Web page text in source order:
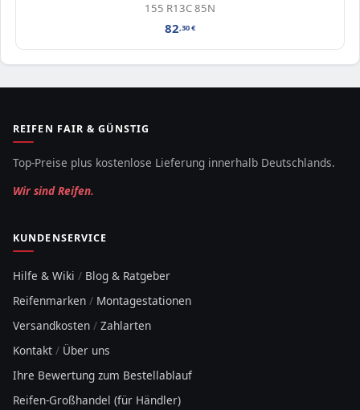
155 R13C 85N
82,30€
REIFEN FAIR & GÜNSTIG
Top-Preise plus kostenlose Lieferung innerhalb Deutschlands.
Wir sind Reifen.
KUNDENSERVICE
Hilfe & Wiki / Blog & Ratgeber
Reifenmarken / Montagestationen
Versandkosten / Zahlarten
Kontakt / Über uns
Ihre Bewertung zum Bestellablauf
Reifen-Großhandel (für Händler)